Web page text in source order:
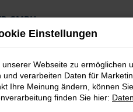
GMBH
Einstellungen
Webseite zu ermöglichen
verarbeiten Daten für
Ihre Meinung ändern, können
finden Sie hier: